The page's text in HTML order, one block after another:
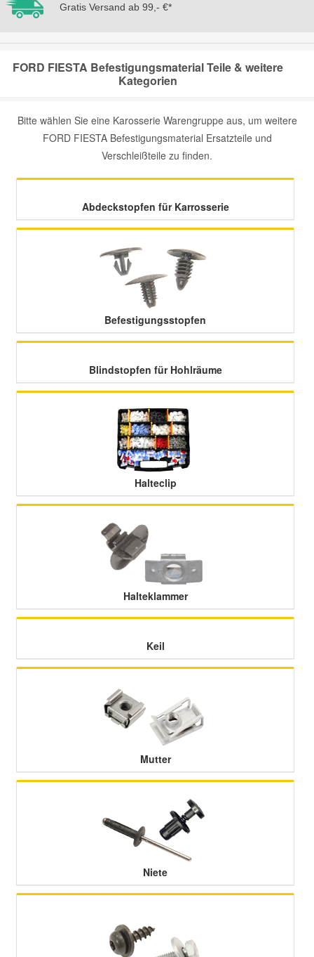
Gratis Versand ab 99,- €*
FORD FIESTA Befestigungsmaterial Teile & weitere
Kategorien
Bitte wählen Sie eine Karosserie Warengruppe aus, um weitere
FORD FIESTA Befestigungsmaterial Ersatzteile und
Verschleißteile zu finden.
Abdeckstopfen für Karrosserie
Befestigungsstopfen
Blindstopfen für Hohlräume
Halteclip
Halteklammer
Keil
Mutter
Niete
Skoda Ersatzteile
Suzuki Ersatzteile
Toyota Ersatzteile
Volvo Ersatzteile